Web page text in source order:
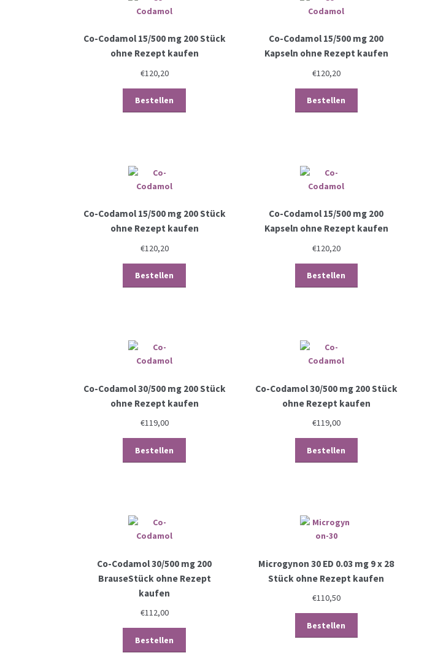
Co-Codamol 15/500 mg 200 Stück
ohne Rezept kaufen
€120,20
Bestellen
Co-Codamol 15/500 mg 200
Kapseln ohne Rezept kaufen
€120,20
Bestellen
Co-Codamol 15/500 mg 200 Stück
ohne Rezept kaufen
€120,20
Bestellen
Co-Codamol 15/500 mg 200
Kapseln ohne Rezept kaufen
€120,20
Bestellen
Co-Codamol 30/500 mg 200 Stück
ohne Rezept kaufen
€119,00
Bestellen
Co-Codamol 30/500 mg 200 Stück
ohne Rezept kaufen
€119,00
Bestellen
Co-Codamol 30/500 mg 200
BrauseStück ohne Rezept
kaufen
€112,00
Bestellen
Microgynon 30 ED 0.03 mg 9 x 28
Stück ohne Rezept kaufen
€110,50
Bestellen